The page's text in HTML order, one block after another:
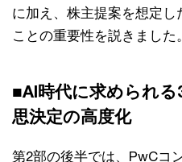
に加え、株主提案を想定し
ことの重要性を説きました。
■AI時代に求められ
思決定の高度化
第2部の後半では、PwCコ